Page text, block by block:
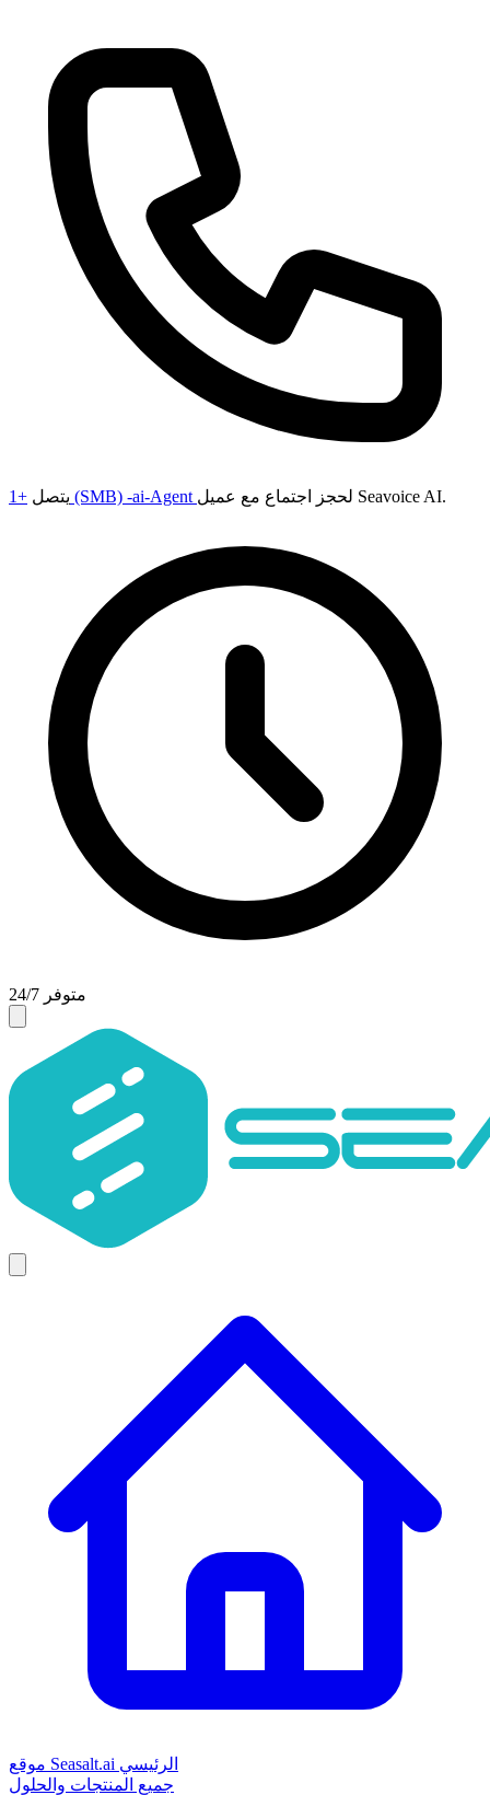
يتصل +1 (SMB) -ai-Agent لحجز اجتماع مع عميل Seavoice AI.
متوفر 24/7
موقع Seasalt.ai الرئيسي
جميع المنتجات والحلول